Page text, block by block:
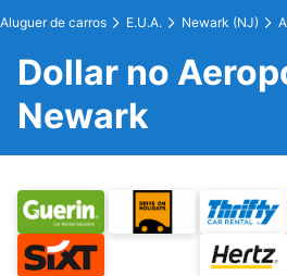
Aluguer de carros E.U.A. Newark (NJ)
Dollar no
Newark